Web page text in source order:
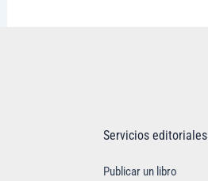
Servicios editoriales
Publicar un libro